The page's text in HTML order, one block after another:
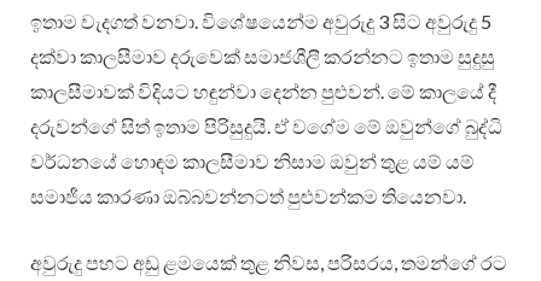
ඉතාම වැදගත් වනවා. විශේෂයෙන්ම අවුරුදු 3 සිට අවුරුදු 5
දක්වා කාලසීමාව දරුවෙක් සමාජශීලී කරන්නට ඉතාම සුදුසු
කාලසීමාවක් විදියට හඳුන්වා දෙන්න පුළුවන්. මේ කාලයේ දී
දරුවන්ගේ සිත් ඉතාම පිරිසුදුයි. ඒ වගේම මේ ඔවුන්ගේ බුද්ධි
වර්ධනයේ හොඳම කාලසීමාව නිසාම ඔවුන් තුළ යම් යම්
සමාජීය කාරණා ඔබ්බවන්නටත් පුළුවන්කම තියෙනවා.
අවුරුදු පහට අඩු ළමයෙක් තුළ නිවස, පරිසරය, තමන්ගේ රට